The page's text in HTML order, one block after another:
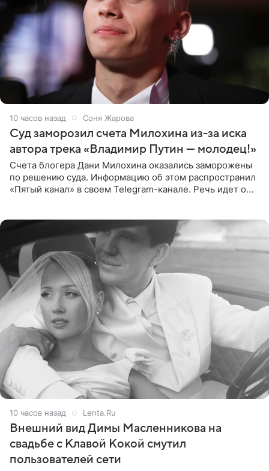
10 часов назад Соня Жарова
Суд заморозил счета Милохина из-за иска
автора трека «Владимир Путин — молодец!»
Счета блогера Дани Милохина оказались заморожены
по решению суда. Информацию об этом распространил
«Пятый канал» в своем Telegram-канале. Речь идет о
10 часов назад Lenta.Ru
Внешний вид Димы Масленникова на
свадьбе с Клавой Кокой смутил
пользователей сети